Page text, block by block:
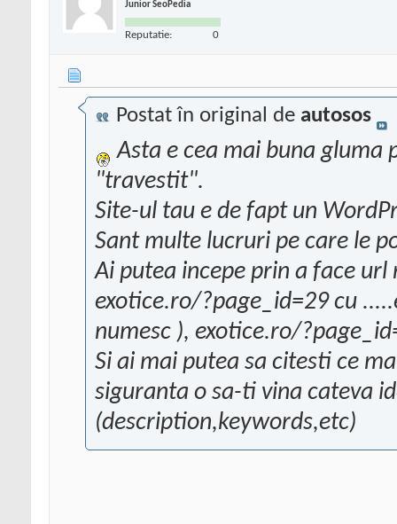
Junior SeoPedia
Reputatie: 0
Postat în original de autosos
Asta e cea mai buna gluma
"travestit".
Site-ul tau e de fapt un
Sant multe lucruri pe care le
Ai putea incepe prin a face
exotice.ro/?page_id=29 cu
numesc ), exotice.ro/
Si ai mai putea sa citesti ce
siguranta o sa-ti vina cateva
(description,keywords,etc)